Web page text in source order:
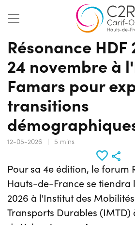
Aller
au
Résonance HDF
24 novembre à
Famars pour
transitions
12-05-2026 | 5 mins
Pour sa 4e édition, le forum
Hauts-de-France se tiendra
2026 à l'Institut des
Transports Durables (IMTD)